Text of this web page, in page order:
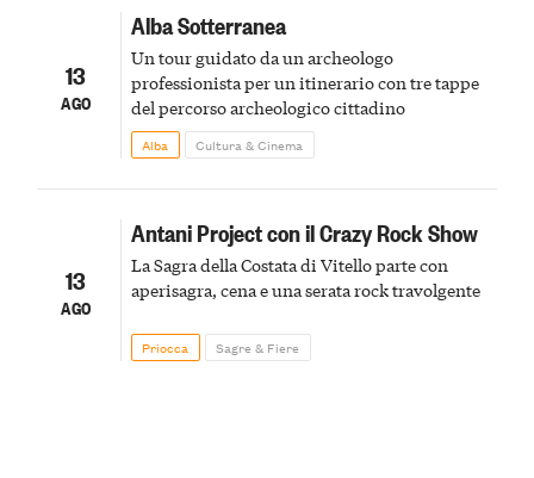
13
AGO
Alba Sotterranea
Un tour guidato da un archeologo
professionista per un itinerario con tre tappe
del percorso archeologico cittadino
Alba Cultura & Cinema
13
AGO
Antani Project con il Crazy Rock Show
La Sagra della Costata di Vitello parte con
aperisagra, cena e una serata rock travolgente
Priocca Sagre & Fiere